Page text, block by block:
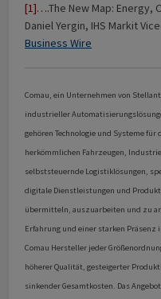
[1]….The New Map: Energy,
Daniel Yergin, IHS Markit
Business Wire
Comau, ein Unternehmen von
industrieller
gehören Technologie und Systeme
herkömmlichen Fahrzeugen,
selbststeuernde Logistiklösungen,
digitale Dienstleistungen und
übermitteln, auszuarbeiten und zu
Erfahrung und einer starken
Comau Hersteller jeder
höherer Qualität, gesteigerter
sinkender Gesamtkosten. Das